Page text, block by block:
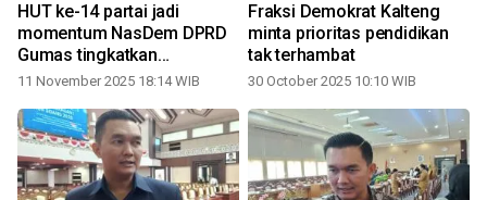
HUT ke-14 partai jadi
momentum NasDem DPRD
Gumas tingkatkan
pengabdian
11 November 2025 18:14 WIB
Fraksi Demokrat Kalteng
minta prioritas pendidikan
tak terhambat
30 October 2025 10:10 WIB